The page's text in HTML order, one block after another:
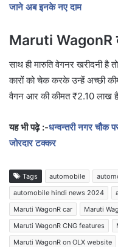
जाने अब इनके नए दाम
Maruti WagonR
साथ ही मारुति वेगनर खरीदनी
कारों को चेक करके उन्हें अच्छी
वैगन आर की कीमत ₹2.10 लाख
यह भी पढ़े :-धन्वन्तरी नगर चौक
जोरदार टक्कर
Tags automobile
automobile hindi news 2024
Maruti WagonR car
Maruti
Maruti WagonR CNG features
Maruti WagonR on OLX website